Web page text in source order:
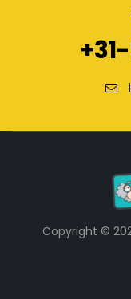
Copyright ©